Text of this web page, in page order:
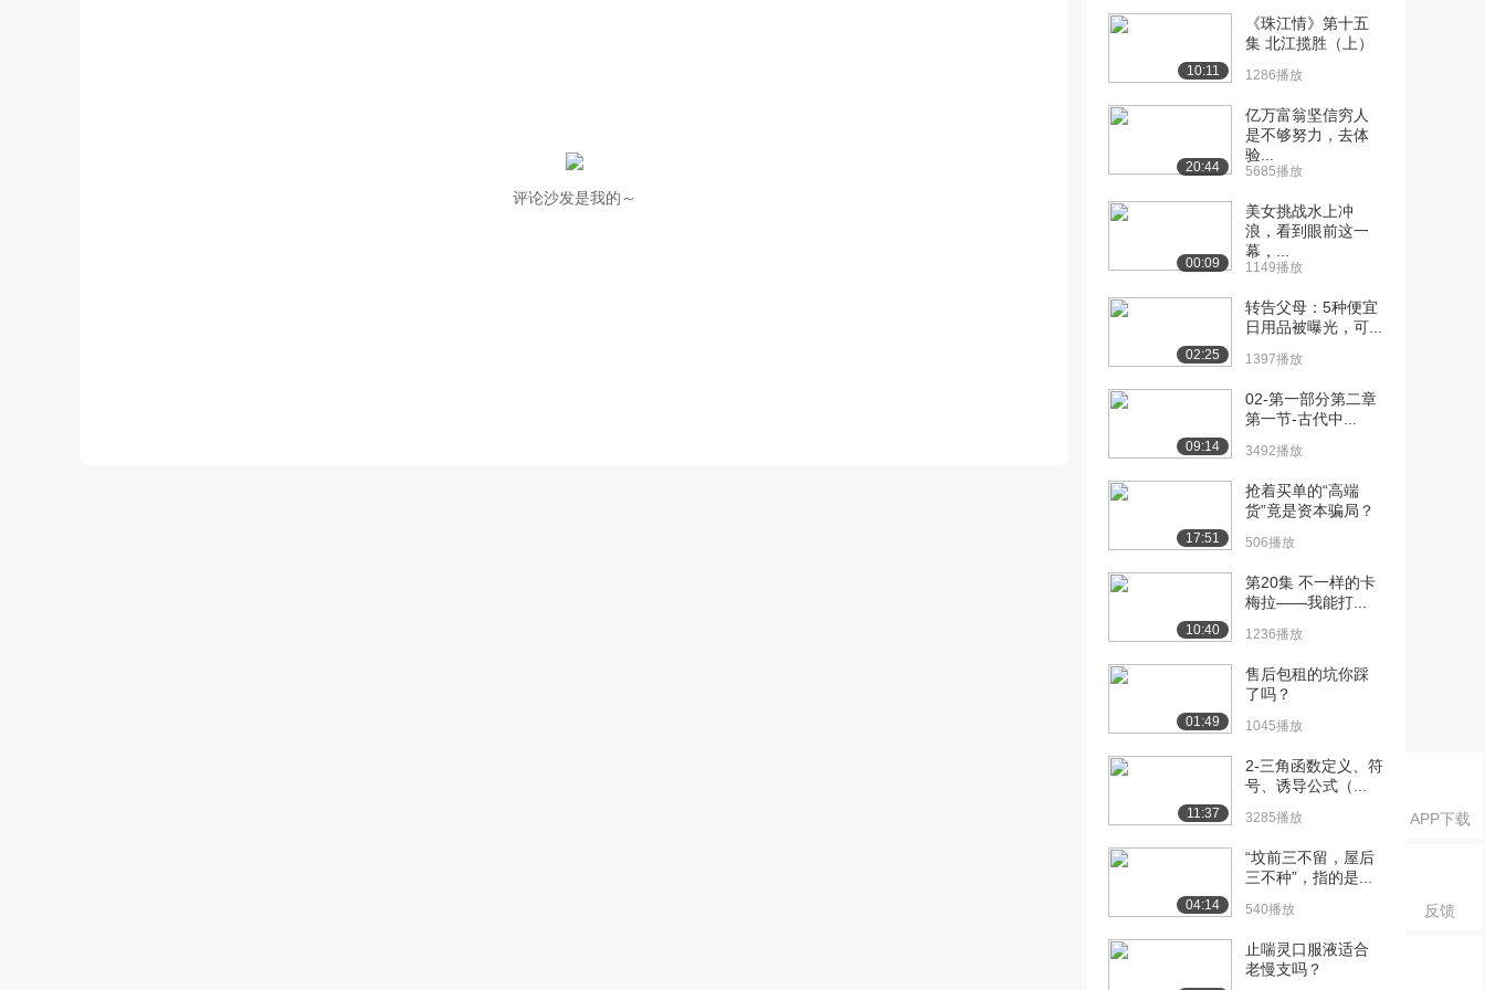
APP下载
反馈
评论沙发是我的～
（上）（下...
2851播放
[11] 1.7 我们是谁哪来哪去
2489播放
[12] 1.7 我们是谁哪来哪去
2654播放
[13] 1.8 有趣的物理实验
2309播放
[14] 2.1 科学为什么发生在
09:13
[15] 2.1 科学为什么发生在
09:20
[16] 2.2 科学为什么发生在
09:31
[17] 2.2 科学为什么发生在
09:35
[18] 2.3 何为万物之本
08:10
[19] 2.3 何为万物之本
08:08
[20] 2.4 变化是怎么回事
1370播放
04:41
[21] 2.5 为什么一年有四季
（上）
2490播放
10:11
《珠江情》第十五
集 北江揽胜（上）
1286播放
20:44
亿万富翁坚信穷人
是不够努力，去体
验...
5685播放
00:09
美女挑战水上冲
浪，看到眼前这一
幕，...
1149播放
02:25
转告父母：5种便宜
日用品被曝光，可...
1397播放
09:14
02-第一部分第二章
第一节-古代中...
3492播放
17:51
抢着买单的“高端
货”竟是资本骗局？
506播放
10:40
第20集 不一样的卡
梅拉——我能打...
1236播放
01:49
售后包租的坑你踩
了吗？
1045播放
11:37
2-三角函数定义、符
号、诱导公式（...
3285播放
04:14
“坟前三不留，屋后
三不种”，指的是...
540播放
止喘灵口服液适合
老慢支吗？